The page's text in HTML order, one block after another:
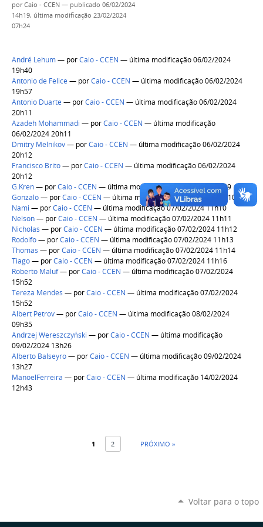
porCaio - CCEN — publicado 06/02/2024
14h19, última modificação 23/02/2024
07h24
André Lehum— porCaio - CCEN — última modificação 06/02/2024
19h40
Antonio de Felice — porCaio - CCEN — última modificação 06/02/2024
19h57
Antonio Duarte — porCaio - CCEN — última modificação 06/02/2024
20h11
Azadeh Mohammadi — porCaio - CCEN — última modificação
06/02/2024 20h11
Dmitry Melnikov— porCaio - CCEN — última modificação 06/02/2024
20h12
Francisco Brito— porCaio - CCEN — última modificação 06/02/2024
20h12
G.Kren— porCaio - CCEN — última modificação 07/02/2024 11h09
Gonzalo— porCaio - CCEN — última modificação 07/02/2024 11h10
Nami — porCaio - CCEN — última modificação 07/02/2024 11h10
Nelson— porCaio - CCEN — última modificação 07/02/2024 11h11
Nicholas — porCaio - CCEN — última modificação 07/02/2024 11h12
Rodolfo— porCaio - CCEN — última modificação 07/02/2024 11h13
Thomas — porCaio - CCEN — última modificação 07/02/2024 11h14
Tiago— porCaio - CCEN — última modificação 07/02/2024 11h16
Roberto Maluf— porCaio - CCEN — última modificação 07/02/2024
15h52
Tereza Mendes — porCaio - CCEN — última modificação 07/02/2024
15h52
Albert Petrov— porCaio - CCEN — última modificação 08/02/2024
09h35
Andrzej Wereszczyński — porCaio - CCEN — última modificação
09/02/2024 13h26
Alberto Balseyro— porCaio - CCEN — última modificação 09/02/2024
13h27
ManoelFerreira — porCaio - CCEN — última modificação 14/02/2024
12h43
1 2 PRÓXIMO »
Voltar para o topo